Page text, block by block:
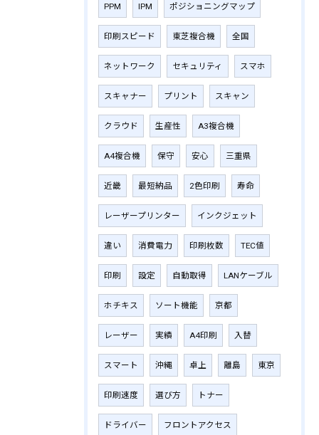
PPM IPM ポジショニングマップ
印刷スピード 東芝複合機 全国
ネットワーク セキュリティ スマホ
スキャナー プリント スキャン
クラウド 生産性 A3複合機
A4複合機 保守 安心 三重県
近畿 最短納品 2色印刷 寿命
レーザープリンター インクジェット
違い 消費電力 印刷枚数 TEC値
印刷 設定 自動取得 LANケーブル
ホチキス ソート機能 京都
レーザー 実績 A4印刷 入替
スマート 沖縄 卓上 離島 東京
印刷速度 選び方 トナー
ドライバー フロントアクセス